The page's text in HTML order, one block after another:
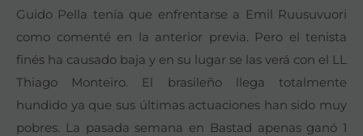
Guido Pella tenía que enfrentarse a Emil Ruusuvuori
como comenté en la anterior previa. Pero el tenista
finés ha causado baja y en su lugar se las verá con el LL
Thiago Monteiro. El brasileño llega totalmente
hundido ya que sus últimas actuaciones han sido muy
pobres. La pasada semana en Bastad apenas ganó 1